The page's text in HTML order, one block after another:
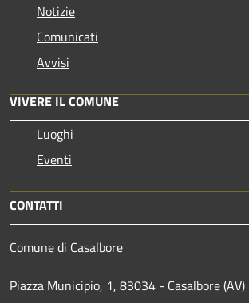
Notizie
Comunicati
Avvisi
VIVERE IL COMUNE
Luoghi
Eventi
CONTATTI
Comune di Casalbore
Piazza Municipio, 1, 83034 - Casalbore (AV)